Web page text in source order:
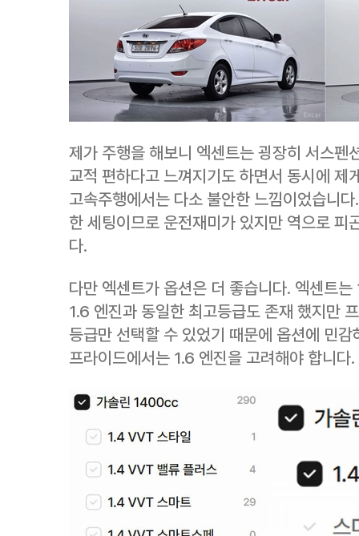
제가 주행을 해보니 엑센트는 굉장히 서스펜
교적 편하다고 느껴지기도 하면서 동시에 제
고속주행에서는 다소 불안한 느낌이었습니
한 세팅이므로 운전재미가 있지만 역으로 피
다.
다만 엑센트가 옵션은 더 좋습니다. 엑센트
1.6 엔진과 동일한 최고등급도 존재 했지만
등급만 선택할 수 있었기 때문에 옵션에 민
프라이드에서는 1.6 엔진을 고려해야 합니다.